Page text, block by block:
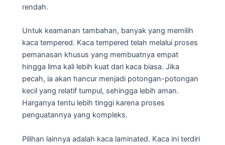
rendah.
Untuk keamanan tambahan, banyak yang memilih
kaca tempered. Kaca tempered telah melalui proses
pemanasan khusus yang membuatnya empat
hingga lima kali lebih kuat dari kaca biasa. Jika
pecah, ia akan hancur menjadi potongan-potongan
kecil yang relatif tumpul, sehingga lebih aman.
Harganya tentu lebih tinggi karena proses
penguatannya yang kompleks.
Pilihan lainnya adalah kaca laminated. Kaca ini terdiri